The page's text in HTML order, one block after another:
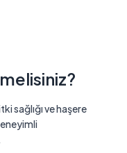
sağlığı ve haşere